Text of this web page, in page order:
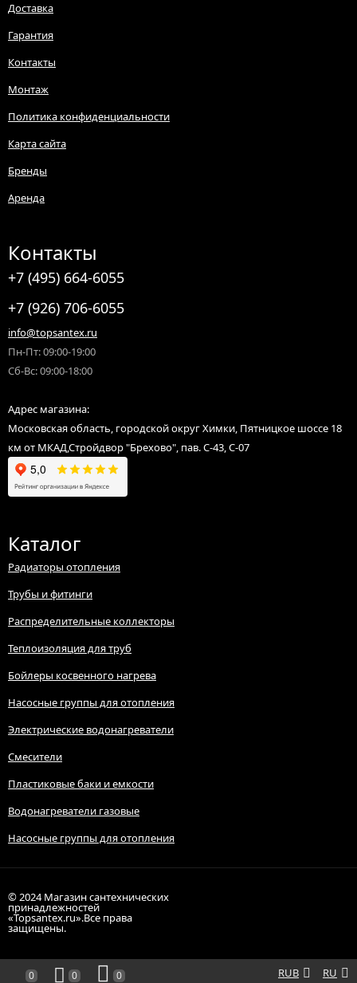
Доставка
Гарантия
Контакты
Монтаж
Политика конфиденциальности
Карта сайта
Бренды
Аренда
Контакты
+7 (495) 664-6055
+7 (926) 706-6055
info@topsantex.ru
Пн-Пт: 09:00-19:00
Сб-Вс: 09:00-18:00
Адрес магазина:
Московская область, городской округ Химки, Пятницкое шоссе 18
км от МКАД,Стройдвор "Брехово", пав. С-43, С-07
Каталог
Радиаторы отопления
Трубы и фитинги
Распределительные коллекторы
Теплоизоляция для труб
Бойлеры косвенного нагрева
Насосные группы для отопления
Электрические водонагреватели
Смесители
Пластиковые баки и емкости
Водонагреватели газовые
Насосные группы для отопления
© 2024 Магазин сантехнических
принадлежностей
«Topsantex.ru».Все права
защищены.
RU
RUB
0 0 0